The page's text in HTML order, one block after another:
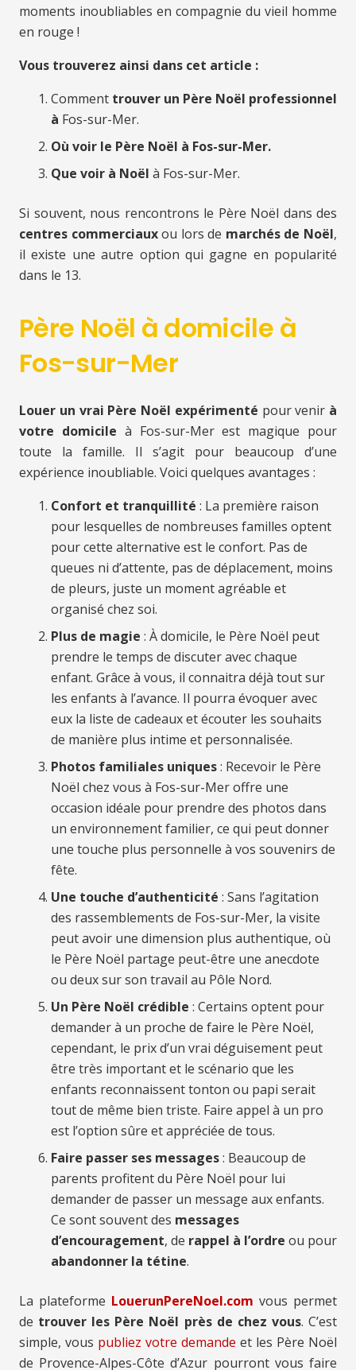
moments inoubliables en compagnie du vieil homme
en rouge !
Vous trouverez ainsi dans cet article :
Comment trouver un Père Noël professionnel
à Fos-sur-Mer.
Où voir le Père Noël à Fos-sur-Mer.
Que voir à Noël à Fos-sur-Mer.
Si souvent, nous rencontrons le Père Noël dans des
centres commerciauxou lors de marchés de Noël,
il existe une autre option qui gagne en popularité
dans le 13.
Père Noël à domicile à
Fos-sur-Mer
Louer un vrai Père Noël expérimenté pour venir à
votre domicile à Fos-sur-Mer est magique pour
toute la famille. Il s’agit pour beaucoup d’une
expérience inoubliable. Voici quelques avantages :
Confort et tranquillité : La première raison
pour lesquelles de nombreuses familles optent
pour cette alternative est le confort. Pas de
queues ni d’attente, pas de déplacement, moins
de pleurs, juste un moment agréable et
organisé chez soi.
Plus de magie : À domicile, le Père Noël peut
prendre le temps de discuter avec chaque
enfant. Grâce à vous, il connaitra déjà tout sur
les enfants à l’avance. Il pourra évoquer avec
eux la liste de cadeaux et écouter les souhaits
de manière plus intime et personnalisée.
Photos familiales uniques: Recevoir le Père
Noël chez vous à Fos-sur-Mer offre une
occasion idéale pour prendre des photos dans
un environnement familier, ce qui peut donner
une touche plus personnelle à vos souvenirs de
fête.
Une touche d’authenticité : Sans l’agitation
des rassemblements de Fos-sur-Mer, la visite
peut avoir une dimension plus authentique, où
le Père Noël partage peut-être une anecdote
ou deux sur son travail au Pôle Nord.
Un Père Noël crédible : Certains optent pour
demander à un proche de faire le Père Noël,
cependant, le prix d’un vrai déguisement peut
être très important et le scénario que les
enfants reconnaissent tonton ou papi serait
tout de même bien triste. Faire appel à un pro
est l’option sûre et appréciée de tous.
Faire passer ses messages: Beaucoup de
parents profitent du Père Noël pour lui
demander de passer un message aux enfants.
Ce sont souvent des messages
d’encouragement, de rappel à l’ordre ou pour
abandonner la tétine.
La plateforme LouerunPereNoel.com vous permet
de trouver les Père Noël près de chez vous. C’est
simple, vous publiez votre demande et les Père Noël
de Provence-Alpes-Côte d’Azur pourront vous faire